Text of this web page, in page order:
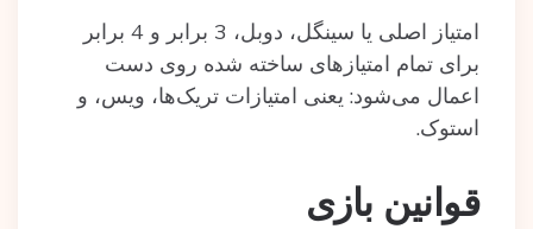
امتیاز اصلی یا سینگل، دوبل، 3 برابر و 4 برابر
برای تمام امتیازهای ساخته‌ شده‌ روی دست
اعمال می‌شود: یعنی امتیازات تریک‌ها، ویس، و
استوک.
قوانین بازی